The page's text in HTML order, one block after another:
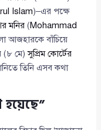
Islam)–এর পক্ষে
মনির (Mohammad
আজহারকে বাঁচিয়ে
(৮ মে)সুপ্রিম কোর্টের
তিনি এসব কথা
হয়েছে”